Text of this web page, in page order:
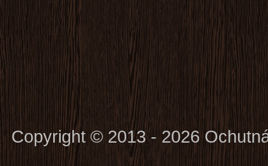
Copyright © 2013 - 2026